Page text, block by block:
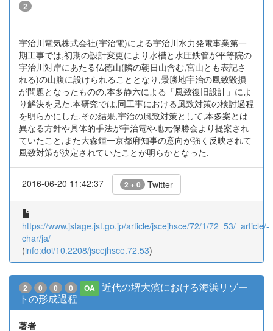
2
宇治川電気株式会社(宇治電)による宇治川水力発電事業第一
期工事では,初期の設計変更により水槽と水圧鉄管が平等院の
宇治川対岸にあたる仏徳山(隣の朝日山含む,宮山とも表記さ
れる)の山腹に設けられることとなり,景勝地宇治の風致毀損
が問題となったものの,本多静六による「風致復旧設計」によ
り解決を見た.本研究では,同工事における風致対策の検討過程
を明らかにした.その結果,宇治の風致対策として,本多案とは
異なる方針や具体的手法が宇治電や地元保勝会より提案され
ていたこと,また大森鍾一京都府知事の意向が強く反映されて
風致対策が決定されていたことが明らかとなった.
2016-06-20 11:42:37 2 + 0 Twitter
https://www.jstage.jst.go.jp/article/jscejhsce/72/1/72_53/_article/-
char/ja/
(info:doi/10.2208/jscejhsce.72.53)
2 0 0 0 OA
近代の堺大濱における海浜リゾー
トの形成過程
著者